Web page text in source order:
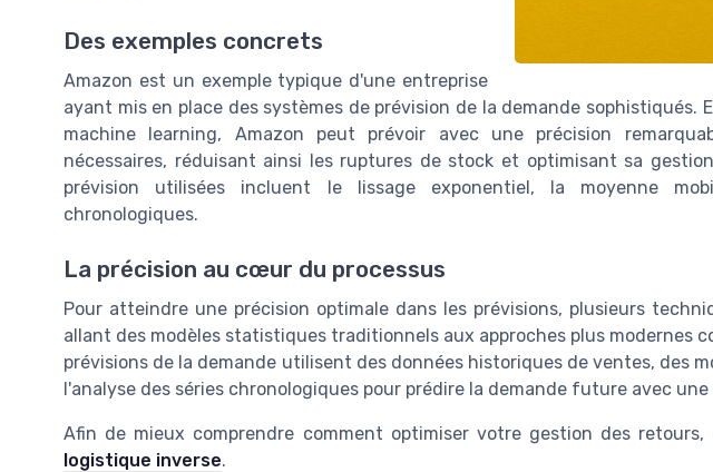
Des exemples concrets
Amazon est un exemple typique d'une entreprise
ayant mis en place des systèmes de prévision de la demande sophistiqués.
machine learning, Amazon peut prévoir avec une précision
nécessaires, réduisant ainsi les ruptures de stock et optimisant sa
prévision utilisées incluent le lissage exponentiel, la moyenne
chronologiques.
La précision au cœur du processus
Pour atteindre une précision optimale dans les prévisions, plusieurs
allant des modèles statistiques traditionnels aux approches plus modernes
prévisions de la demande utilisent des données historiques de ventes, des
l'analyse des séries chronologiques pour prédire la demande future avec
Afin de mieux comprendre comment optimiser votre gestion des
logistique inverse.